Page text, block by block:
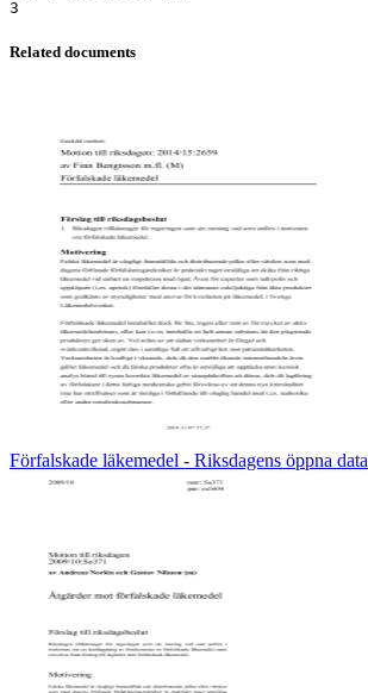
Related documents
Förfalskade läkemedel - Riksdagens öppna data